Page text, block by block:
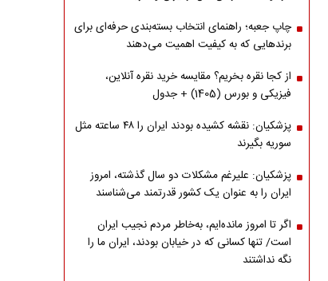
چاپ جعبه؛ راهنمای انتخاب بسته‌بندی حرفه‌ای برای
برندهایی که به کیفیت اهمیت می‌دهند
از کجا نقره بخریم؟ مقایسه خرید نقره آنلاین،
فیزیکی و بورس (1405) + جدول
پزشکیان: نقشه کشیده بودند ایران را ۴۸ ساعته مثل
سوریه بگیرند
پزشکیان: علیرغم مشکلات دو سال گذشته، امروز
ایران را به عنوان یک کشور قدرتمند می‌شناسند
اگر تا امروز مانده‌ایم، به‌خاطر مردم نجیب ایران
است/ تنها کسانی که در خیابان بودند، ایران ما را
نگه نداشتند